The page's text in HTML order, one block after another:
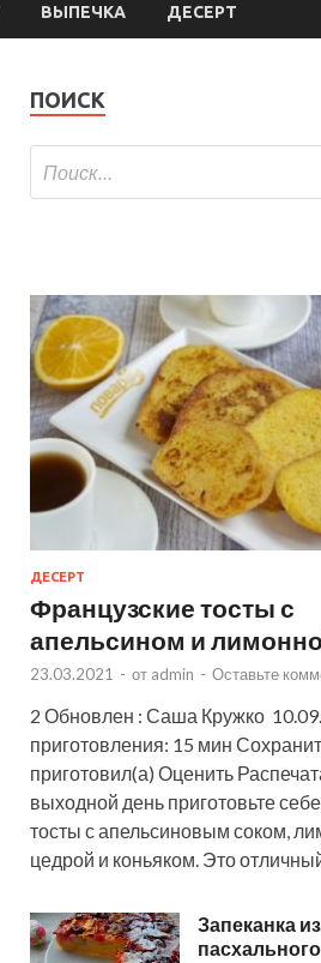
ВЫПЕЧКА ДЕСЕРТ
ПОИСК
ДЕСЕРТ
Французские тосты с
апельсином и
23.03.2021 - от admin - Оставьте
2 Обновлен : Саша Кружко
приготовления: 15 мин
приготовил(а) Оценить
выходной день приготовьте
тосты с апельсиновым соком,
цедрой и коньяком. Это
Запеканка